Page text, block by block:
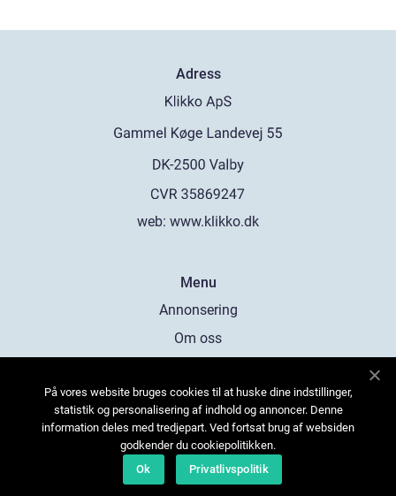
Adress
web: www.klikko.dk
Menu
Annonsering
Om oss
Kontakta oss
Sitemap
På vores website bruges cookies til at huske dine indstillinger,
statistik og personalisering af indhold og annoncer. Denne
information deles med tredjepart. Ved fortsat brug af websiden
godkender du cookiepolitikken.
Ok
Privatlivspolitik